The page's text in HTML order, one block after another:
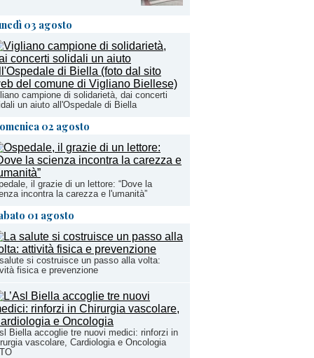
03 agosto
campione di solidarietà, dai concerti
un aiuto all'Ospedale di Biella
02 agosto
il grazie di un lettore: “Dove la
incontra la carezza e l'umanità”
01 agosto
si costruisce un passo alla volta:
fisica e prevenzione
Biella accoglie tre nuovi medici: rinforzi in
vascolare, Cardiologia e Oncologia